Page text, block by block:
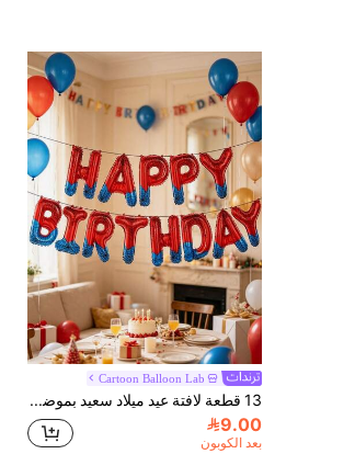
Cartoon Balloon Lab
13 قطعة لافتة عيد ميلاد سعيد بموضوع العنكبوت 16 بوصة، بالونات ديكور حفلة، لافتة حروف، مستلزمات حفلة، بالونات رقائق الألومنيوم
9.00
بعد الكوبون